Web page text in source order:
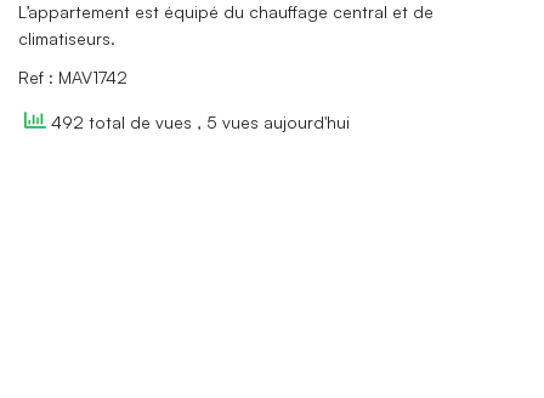
L’appartement est équipé du chauffage central et de
climatiseurs.
Ref : MAV1742
492 total de vues , 5 vues aujourd'hui